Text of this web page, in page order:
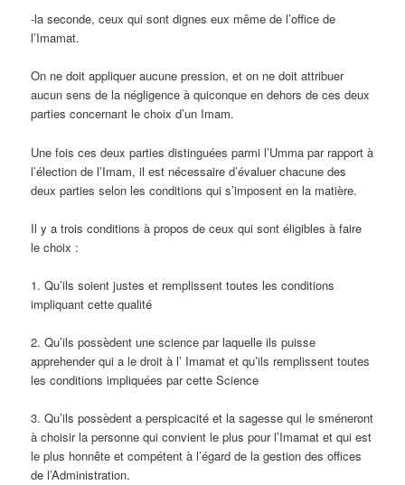
-la seconde, ceux qui sont dignes eux même de l’office de
l’Imamat.
On ne doit appliquer aucune pression, et on ne doit attribuer
aucun sens de la négligence à quiconque en dehors de ces deux
parties concernant le choix d’un Imam.
Une fois ces deux parties distinguées parmi l’Umma par rapport à
l’élection de l’Imam, il est nécessaire d’évaluer chacune des
deux parties selon les conditions qui s’imposent en la matière.
Il y a trois conditions à propos de ceux qui sont éligibles à faire
le choix :
1. Qu’ils soient justes et remplissent toutes les conditions
impliquant cette qualité
2. Qu’ils possèdent une science par laquelle ils puisse
apprehender qui a le droit à l’ Imamat et qu’ils remplissent toutes
les conditions impliquées par cette Science
3. Qu’ils possèdent a perspicacité et la sagesse qui le sméneront
à choisir la personne qui convient le plus pour l’Imamat et qui est
le plus honnête et compétent à l’égard de la gestion des offices
de l’Administration.